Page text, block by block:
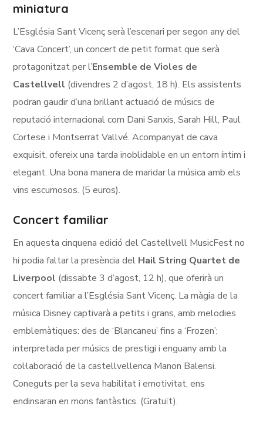
miniatura
L’Església Sant Vicenç serà l’escenari per segon any del
‘Cava Concert’, un concert de petit format que serà
protagonitzat per l’Ensemble de Violes de
Castellvell (divendres 2 d’agost, 18 h). Els assistents
podran gaudir d’una brillant actuació de músics de
reputació internacional com Dani Sanxis, Sarah Hill, Paul
Cortese i Montserrat Vallvé. Acompanyat de cava
exquisit, ofereix una tarda inoblidable en un entorn íntim i
elegant. Una bona manera de maridar la música amb els
vins escumosos. (5 euros).
Concert familiar
En aquesta cinquena edició del Castellvell MusicFest no
hi podia faltar la presència del Hail String Quartet de
Liverpool (dissabte 3 d’agost, 12 h), que oferirà un
concert familiar a l’Església Sant Vicenç. La màgia de la
música Disney captivarà a petits i grans, amb melodies
emblemàtiques: des de ‘Blancaneu’ fins a ‘Frozen’;
interpretada per músics de prestigi i enguany amb la
col·laboració de la castellvellenca Manon Balensi.
Coneguts per la seva habilitat i emotivitat, ens
endinsaran en mons fantàstics. (Gratuït).